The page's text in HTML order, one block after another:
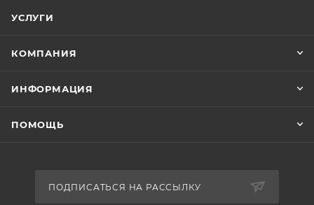
УСЛУГИ
КОМПАНИЯ
ИНФОРМАЦИЯ
ПОМОЩЬ
ПОДПИСАТЬСЯ НА РАССЫЛКУ